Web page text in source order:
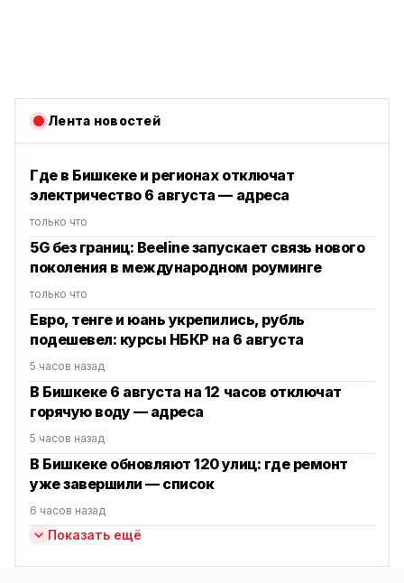
Лента новостей
Где в Бишкеке и регионах отключат
электричество 6 августа — адреса
только что
5G без границ: Beeline запускает связь нового
поколения в международном роуминге
только что
Евро, тенге и юань укрепились, рубль
подешевел: курсы НБКР на 6 августа
5 часов назад
В Бишкеке 6 августа на 12 часов отключат
горячую воду — адреса
5 часов назад
В Бишкеке обновляют 120 улиц: где ремонт
уже завершили — список
6 часов назад
Показать ещё